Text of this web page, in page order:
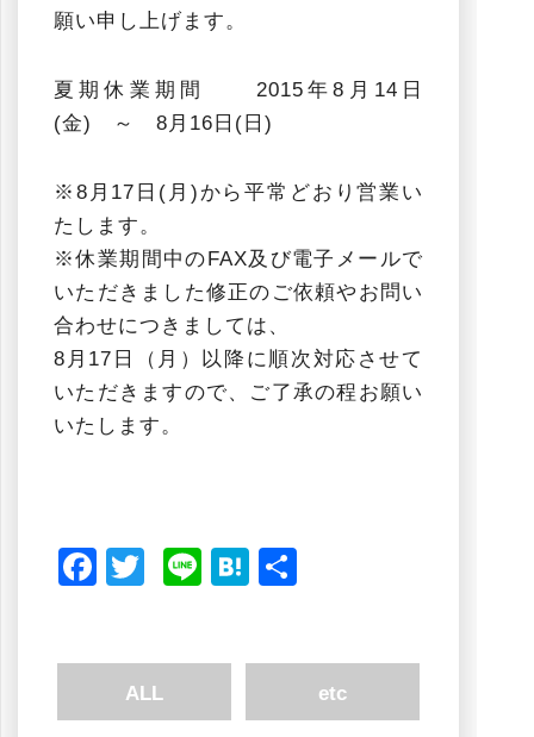
願い申し上げます。
夏期休業期間 2015年8月14日
(金) ～ 8月16日(日)
※8月17日(月)から平常どおり営業い
たします。
※休業期間中のFAX及び電子メールで
いただきました修正のご依頼やお問い
合わせにつきましては、
8月17日（月）以降に順次対応させて
いただきますので、ご了承の程お願い
いたします。
Facebook
TwitterLineHatena
ALL etc